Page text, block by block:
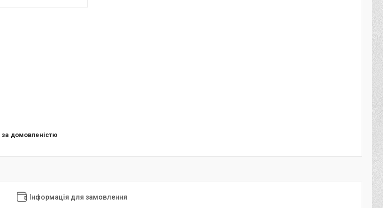
за домовленістю
Інформація для замовлення